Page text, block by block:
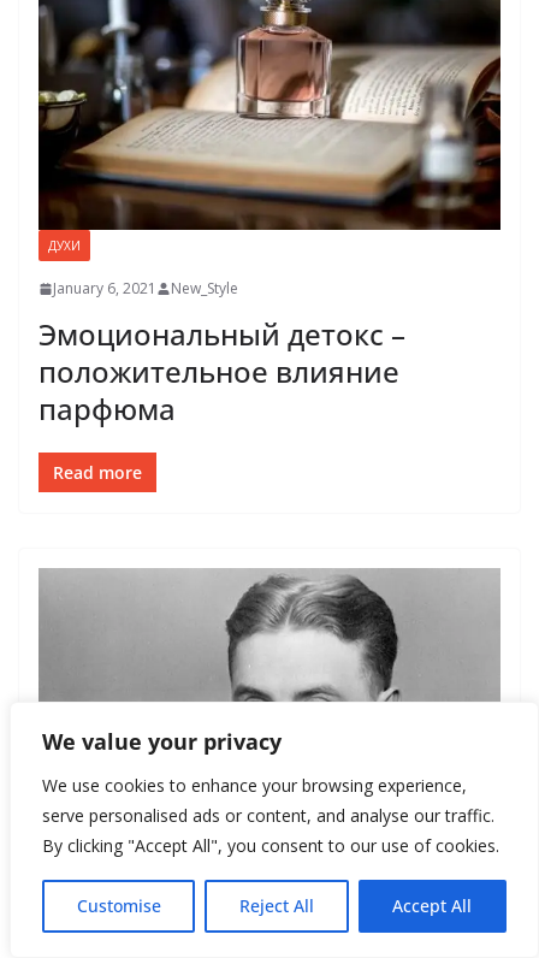
We value your privacy
We use cookies to enhance your browsing experience,
serve personalised ads or content, and analyse our traffic.
By clicking "Accept All", you consent to our use of cookies.
Customise Reject All Accept All
ДУХИ
January 6, 2021 New_Style
Эмоциональный детокс –
положительное влияние
парфюма
Read more
September 24, 2020 Вика Нова